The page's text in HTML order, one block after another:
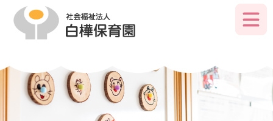
Skip
primary